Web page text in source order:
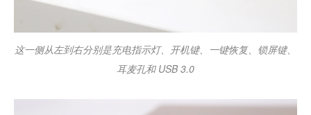
这一侧从左到右分别是充电指示灯、开机键、一键恢复、锁屏键、
耳麦孔和 USB 3.0